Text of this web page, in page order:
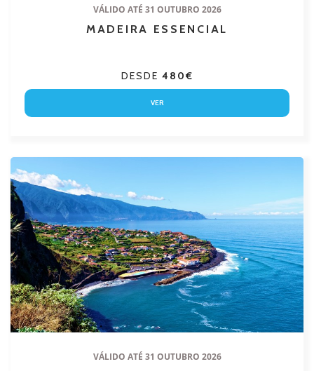
VÁLIDO ATÉ 31 OUTUBRO 2026
MADEIRA ESSENCIAL
DESDE 480€
VER
VÁLIDO ATÉ 31 OUTUBRO 2026